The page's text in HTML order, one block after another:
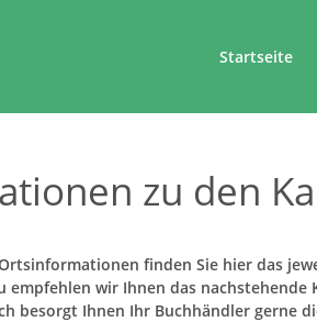
Startseite
zu den
finden Sie hier das
empfehlen wir Ihnen das nachstehende
besorgt Ihnen Ihr Buchhändler gerne